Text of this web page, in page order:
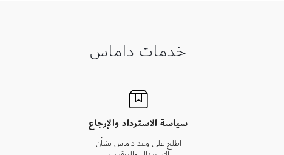
خدمات داماس
سياسة الاسترداد والإرجاع
اطلع على وعد داماس بشأن